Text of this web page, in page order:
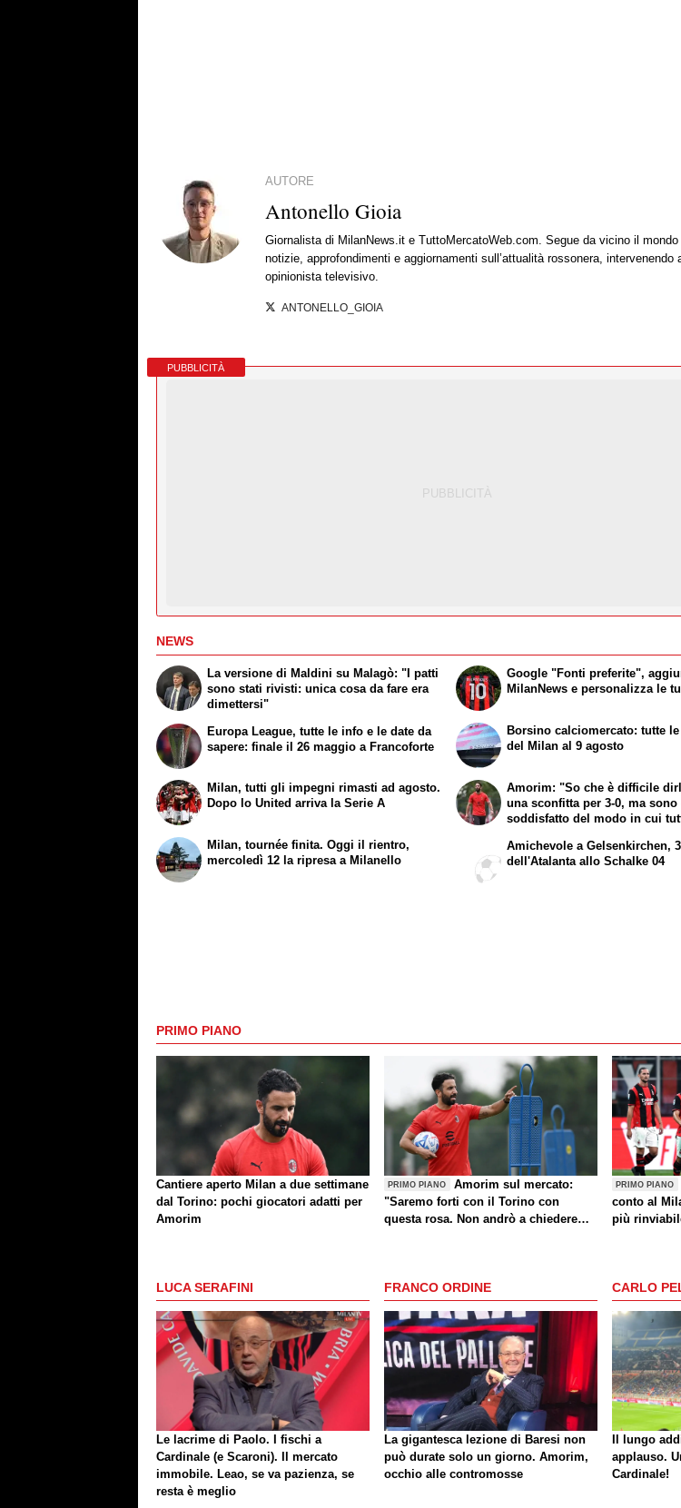
AUTORE
Antonello Gioia
Giornalista di MilanNews.it e TuttoMercatoWeb.com. Segue da vicino il
notizie, approfondimenti e aggiornamenti sull’attualità rossonera, intervenendo
opinionista televisivo.
ANTONELLO_GIOIA
PUBBLICITÀ
NEWS
La versione di Maldini su Malagò: "I patti
sono stati rivisti: unica cosa da fare era
dimettersi"
Europa League, tutte le info e le date da
sapere: finale il 26 maggio a Francoforte
Google "Fonti preferite",
MilanNews e personalizza le
Borsino calciomercato: tutte
del Milan al 9 agosto
Milan, tutti gli impegni rimasti ad agosto.
Dopo lo United arriva la Serie A
Milan, tournée finita. Oggi il rientro,
mercoledì 12 la ripresa a Milanello
Amorim: "So che è difficile
una sconfitta per 3-0, ma sono
soddisfatto del modo in cui
Amichevole a Gelsenkirchen,
dell'Atalanta allo Schalke 04
PRIMO PIANO
Cantiere aperto Milan a due settimane
dal Torino: pochi giocatori adatti per
Amorim
PRIMO PIANO
Amorim sul mercato:
"Saremo forti con il Torino con
questa rosa. Non andrò a chiedere
PRIMO PIANO
conto al
più
LUCA SERAFINI
Le lacrime di Paolo. I fischi a
Cardinale (e Scaroni). Il mercato
immobile. Leao, se va pazienza, se
resta è meglio
FRANCO ORDINE
La gigantesca lezione di Baresi non
può durate solo un giorno. Amorim,
occhio alle contromosse
CARLO
Il lungo
applauso.
Cardinale!